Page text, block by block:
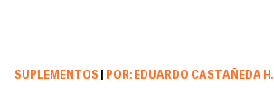
SUPLEMENTOS POR: EDUARDO CASTAÑEDA H.